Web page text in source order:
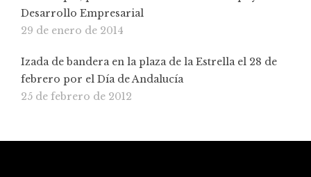
Desarrollo Empresarial
29 de enero de 2014
Izada de bandera en la plaza de la Estrella el 28 de
febrero por el Día de Andalucía
25 de febrero de 2012